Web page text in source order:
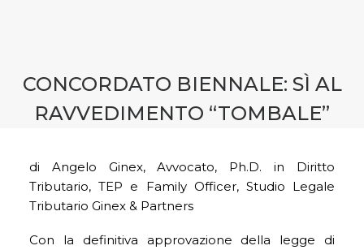
CONCORDATO BIENNALE: SÌ AL
RAVVEDIMENTO “TOMBALE”
di Angelo Ginex, Avvocato, Ph.D. in Diritto
Tributario, TEP e Family Officer, Studio Legale
Tributario Ginex & Partners
Con la definitiva approvazione della legge di